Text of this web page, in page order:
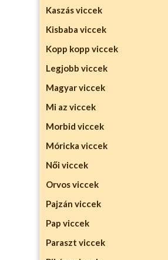
Kaszás viccek
Kisbaba viccek
Kopp kopp viccek
Legjobb viccek
Magyar viccek
Mi az viccek
Morbid viccek
Móricka viccek
Női viccek
Orvos viccek
Pajzán viccek
Pap viccek
Paraszt viccek